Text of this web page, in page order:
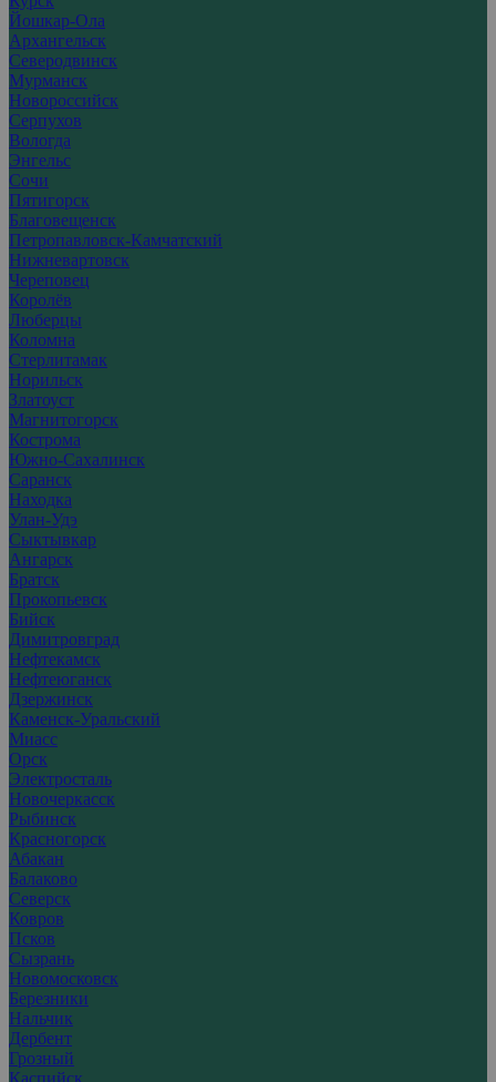
Йошкар-Ола
Архангельск
Северодвинск
Мурманск
Новороссийск
Серпухов
Вологда
Энгельс
Сочи
Пятигорск
Благовещенск
Петропавловск-Камчатский
Нижневартовск
Череповец
Королёв
Люберцы
Коломна
Стерлитамак
Норильск
Златоуст
Магнитогорск
Кострома
Южно-Сахалинск
Саранск
Находка
Улан-Удэ
Сыктывкар
Ангарск
Братск
Прокопьевск
Бийск
Димитровград
Нефтекамск
Нефтеюганск
Дзержинск
Каменск-Уральский
Миасс
Орск
Электросталь
Новочеркасск
Рыбинск
Красногорск
Абакан
Балаково
Северск
Ковров
Псков
Сызрань
Новомосковск
Березники
Нальчик
Дербент
Грозный